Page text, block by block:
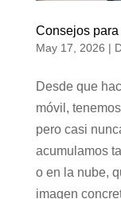
Consejos
May 17, 2026 |
Desde que
móvil,
pero casi
acumulamos
o en la nube,
imagen